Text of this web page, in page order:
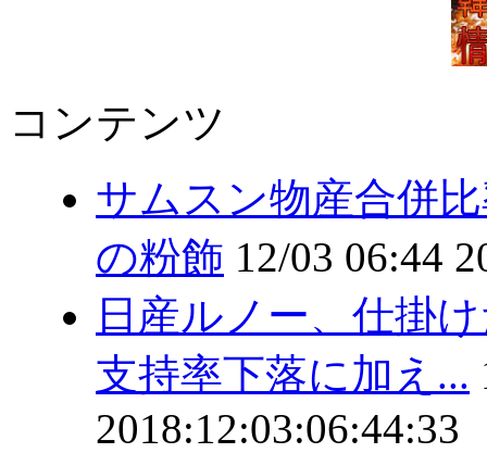
コンテンツ
サムスン物産合併
の粉飾 12/03 06:44
日産ルノー、仕掛
支持率下落に加え...
2018:12:03:06:44:33